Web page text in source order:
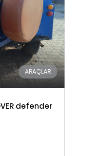
ARAÇLAR
defender